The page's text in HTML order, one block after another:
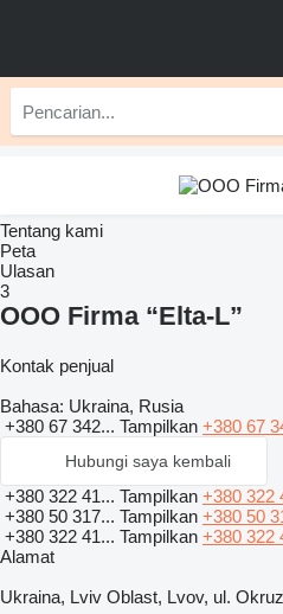
Tentang kami
Peta
Ulasan
3
OOO Firma “Elta-L”
Kontak penjual
Bahasa: Ukraina, Rusia
+380 67 342... Tampilkan +380 67
Hubungi saya kembali
+380 322 41... Tampilkan +380 322
+380 50 317... Tampilkan +380 50
+380 322 41... Tampilkan +380 322
Alamat
Ukraina, Lviv Oblast, Lvov, ul.